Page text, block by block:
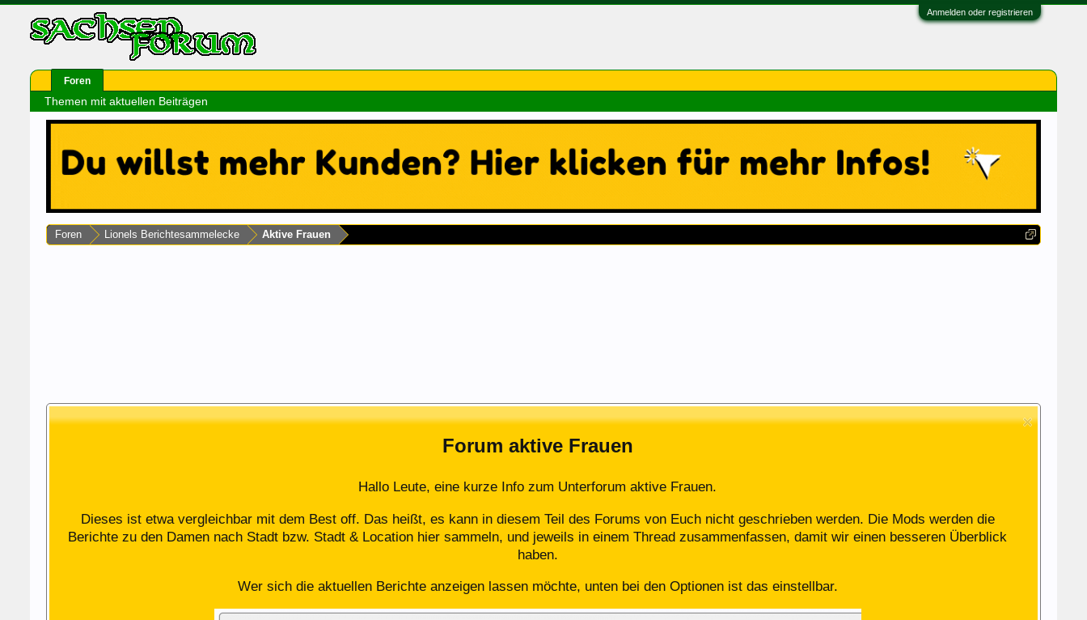
Anmelden oder registrieren
Foren Lionels Berichtesammelecke Aktive Frauen
Forum aktive Frauen
Hallo Leute, eine kurze Info zum Unterforum aktive Frauen.
Dieses ist etwa vergleichbar mit dem Best off. Das heißt, es kann in diesem Teil des Forums von Euch nicht geschrieben werden. Die Mods werden die
Berichte zu den Damen nach Stadt bzw. Stadt & Location hier sammeln, und jeweils in einem Thread zusammenfassen, damit wir einen besseren Überblick
haben.
Wer sich die aktuellen Berichte anzeigen lassen möchte, unten bei den Optionen ist das einstellbar.
Foren
Themen mit aktuellen Beiträgen